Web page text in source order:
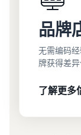
品牌
无需编码
牌获得差异
了解更多